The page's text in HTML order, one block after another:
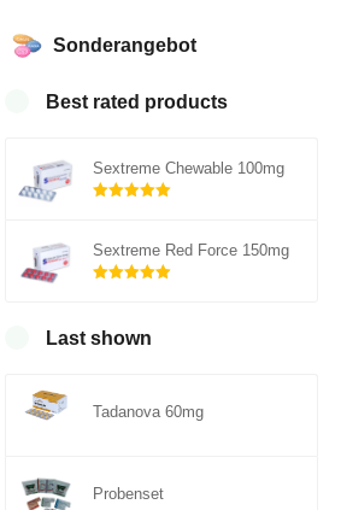
Sonderangebot
Best rated products
Sextreme Chewable 100mg
Sextreme Red Force 150mg
Last shown
Tadanova 60mg
Probenset